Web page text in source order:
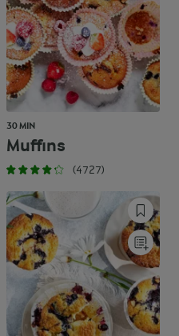
30 MIN
Muffins
(4727)